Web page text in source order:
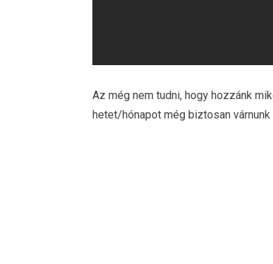
Az még nem tudni, hogy hozzánk
hetet/hónapot még biztosan várnunk